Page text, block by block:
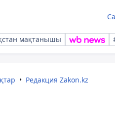
мақтанышы
Редакция Zakon.kz